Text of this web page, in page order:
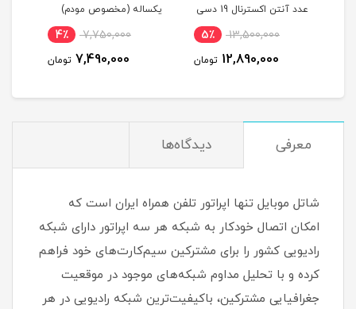
عدد آنتن اکسترنال 19 دسی
13,500,000 5٪
12,890,000 تومان
یکساله (مخصوص مودم)
7,750,000 4٪
7,490,000 تومان
معرفی دیدگاه‌ها
شاتل ‏‌موبایل تنها اپراتور تلفن همراه ایران است که
امکان اتصال خودکار به شبکه هر سه اپراتور دارای شبکه
رادیویی کشور را برای مشترکین سیم‌کارت‏‌های خود فراهم
کرده و با تحلیل مداوم شبکه‏‌های موجود در موقعیت
جغرافیایی مشترکین، باکیفیت‌ترین شبکه رادیویی در هر